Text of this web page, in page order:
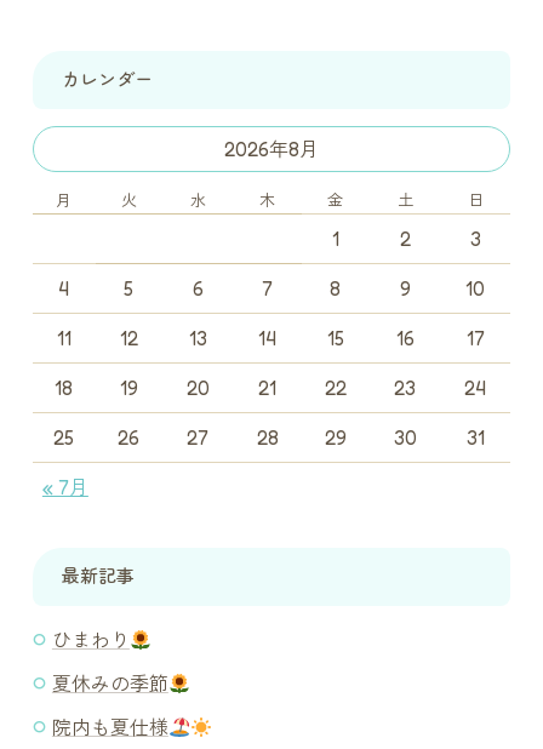
カレンダー
2026年8月
月 火 水 木 金 土 日
1 2 3
4 5 6 7 8 9 10
11 12 13 14 15 16 17
18 19 20 21 22 23 24
25 26 27 28 29 30 31
« 7月
最新記事
ひまわり
夏休みの季節
院内も夏仕様